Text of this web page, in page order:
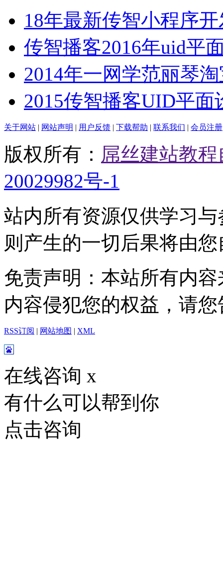
18年最新传智小程序
传智播客2016年uid平
2014年一网学范丽琴
2015传智播客UID平面
关于网站 | 网站声明 | 用户反馈 | 下载帮助 | 联系我们 | 会员注册
版权所有： 屌丝建站教
20029982号-1
站内所有资源仅供学习
则产生的一切后果将由
免责声明：本站所有内
内容侵犯您的权益，请
RSS订阅 | 网站地图 | XML
在线咨询 x
有什么可以帮到你
点击咨询